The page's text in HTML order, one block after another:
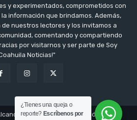
y experimentados, comprometidos con
información que brindamos. Además,
nuestros lectores y los invitamos a
comentando y compartiendo
por visitarnos y ser parte de Soy
Noticias!"
Inovacción Comunicación y
¿Tienes una queja o
reporte? Escríbenos por